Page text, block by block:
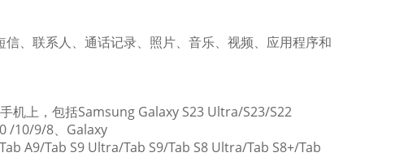
、联系人、通话记录、照片、音乐、视频、应用程序和
机上，包括Samsung Galaxy S23 Ultra/S23/S22
/10/9/8、Galaxy
A9/Tab S9 Ultra/Tab S9/Tab S8 Ultra/Tab S8+/Tab